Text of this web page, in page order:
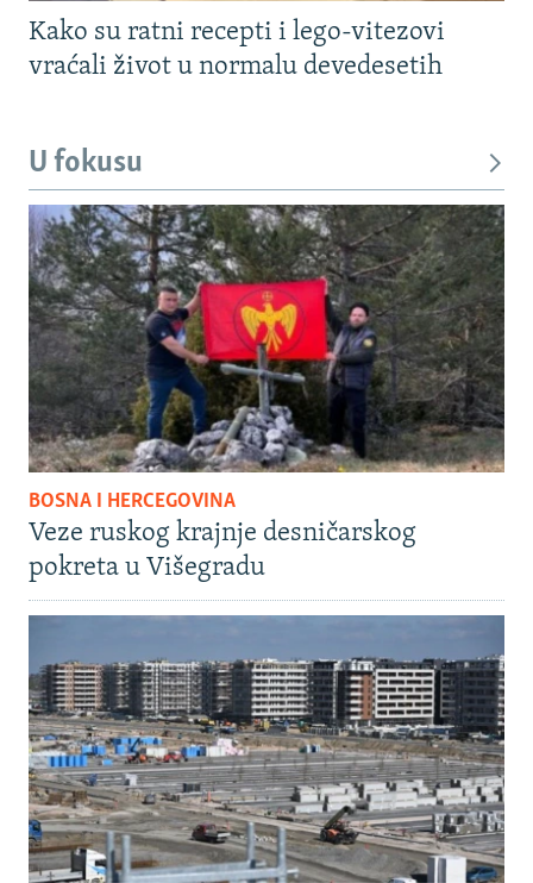
Kako su ratni recepti i lego-vitezovi
vraćali život u normalu devedesetih
U fokusu
BOSNA I HERCEGOVINA
Veze ruskog krajnje desničarskog
pokreta u Višegradu